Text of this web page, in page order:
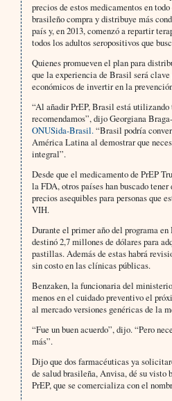
precios de estos medicamentos en
brasileño compra y distribuye más
país y, en 2013, comenzó a repartir
todos los adultos seropositivos que
Quienes promueven el plan para
que la experiencia de Brasil será
económicos de invertir en la
“Al añadir PrEP, Brasil está utilizando
recomendamos”, dijo Georgiana
ONUSida-Brasil.“Brasil podría
América Latina al demostrar que
integral”.
Desde que el medicamento de PrEP
la FDA, otros países han buscado
precios asequibles para personas que
VIH.
Durante el primer año del programa
destinó 2,7 millones de dólares para
pastillas. Además de estas habrá
sin costo en las clínicas públicas.
Benzaken, la funcionaria del
menos en el cuidado preventivo el
al mercado versiones genéricas de la
“Fue un buen acuerdo”, dijo. “Pero
más”.
Dijo que dos farmacéuticas ya
de salud brasileña, Anvisa, dé su visto
PrEP, que se comercializa con el